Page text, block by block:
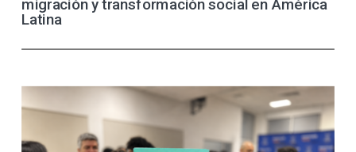
migración y transformación social en América
Latina